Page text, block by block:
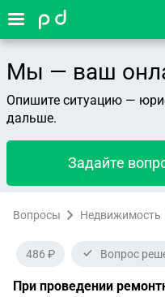
Мы — ваш
Опишите ситуацию —
дальше.
Задайте
Вопросы Недвижимость
486 ₽ Вопрос
При проведении